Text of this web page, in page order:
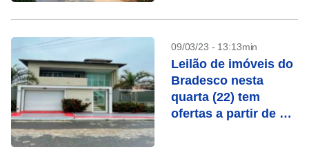
09/03/23 - 13:13min
Leilão de imóveis do
Bradesco nesta
quarta (22) tem
ofertas a partir de R$